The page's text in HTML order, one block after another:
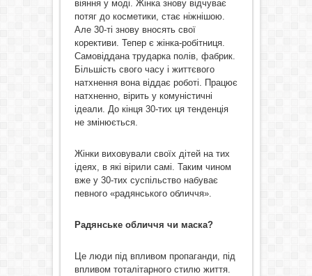
віяння у моді. Жінка знову відчуває
потяг до косметики, стає ніжнішою.
Але 30-ті знову вносять свої
корективи. Тепер є жінка-робітниця.
Самовіддана трударка полів, фабрик.
Більшість свого часу і життєвого
натхнення вона віддає роботі. Працює
натхненно, вірить у комуністичні
ідеали. До кінця 30-тих ця тенденція
не змінюється.
Жінки виховували своїх дітей на тих
ідеях, в які вірили самі. Таким чином
вже у 30-тих суспільство набуває
певного «радянського обличчя».
Радянське обличчя чи маска?
Це люди під впливом пропаганди, під
впливом тоталітарного стилю життя.